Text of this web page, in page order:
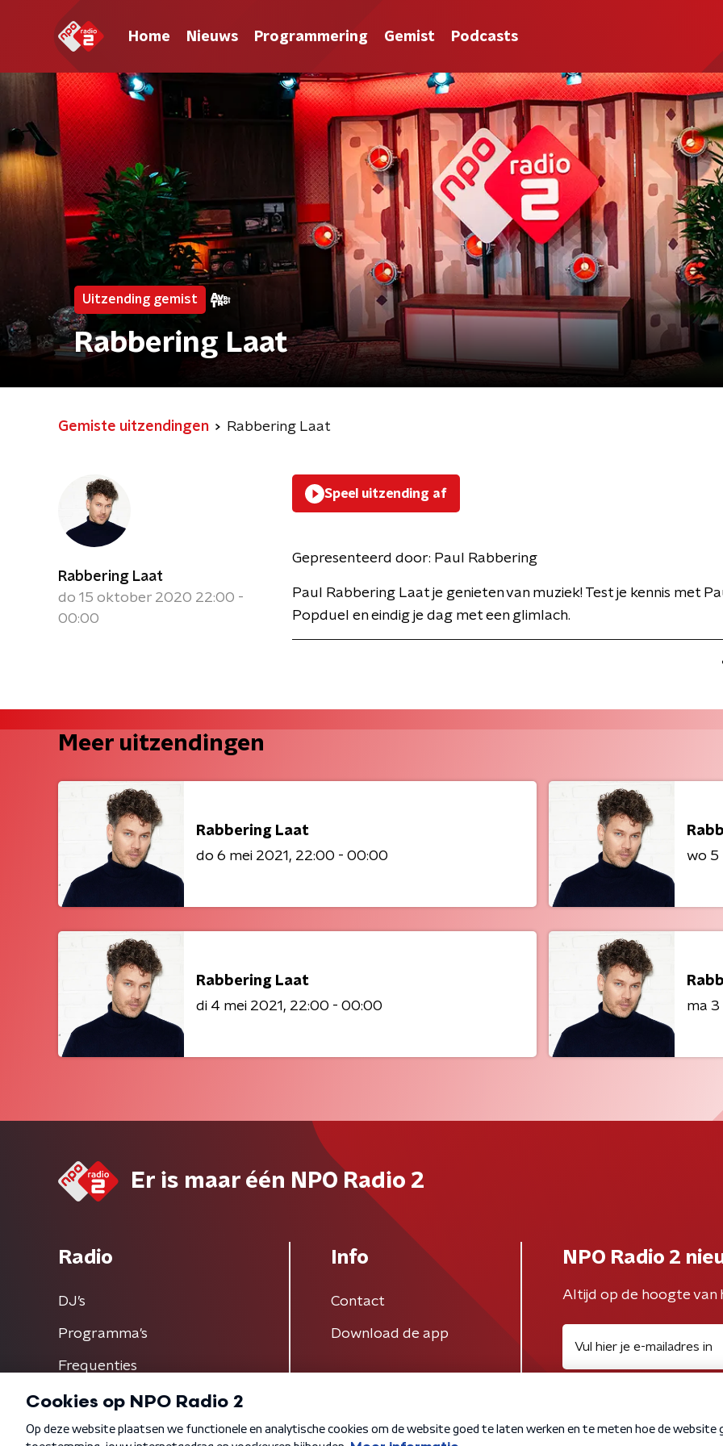
Home Nieuws Programmering Gemist Podcasts
Uitzending gemist
Rabbering Laat
Gemiste uitzendingen Rabbering Laat
Rabbering Laat
do 15 oktober 2020 22:00 -
00:00
Speel uitzending af
Gepresenteerd door: Paul Rabbering
Paul Rabbering Laat je genieten van muziek! Test je kennis met
Popduel en eindig je dag met een glimlach.
Meer uitzendingen
Rabbering Laat
do 6 mei 2021
22:00 - 00:00
wo 5
Rabbering Laat
di 4 mei 2021
22:00 - 00:00
ma 3
Er is maar één NPO Radio 2
Radio
DJ’s
Programma's
Frequenties
Info
Contact
Download de app
NPO Radio 2
Altijd op de hoogte van